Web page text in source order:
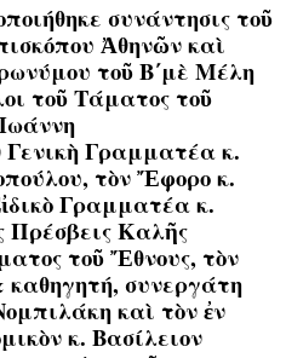
συνάντησις τοῦ
Ἀθηνῶν καὶ
τοῦ Β΄μὲ Μέλη
τοῦ Τάματος τοῦ
Γραμματέα κ.
τὸν Ἔφορο κ.
Γραμματέα κ.
Πρέσβεις Καλῆς
τοῦ Ἔθνους, τὸν
καθηγητή, συνεργάτη
καὶ τὸν ἐν
κ. Βασίλειον